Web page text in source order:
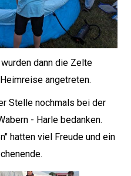
dann die Zelte
angetreten.
Stelle nochmals bei der
- Harle bedanken.
hatten viel Freude und ein